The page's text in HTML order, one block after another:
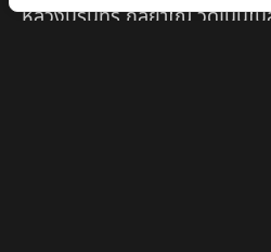
หลวงปู่รินทร์ กลฺยาโณ วัดเนินโ